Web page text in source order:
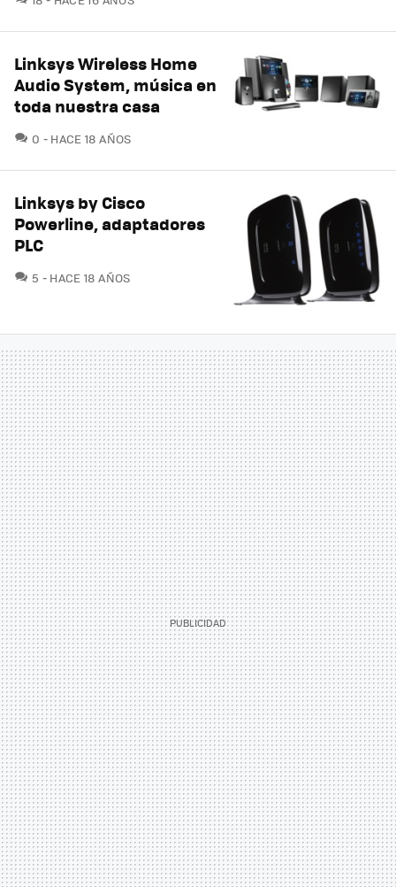
Linksys Wireless Home
Audio System, música en
toda nuestra casa
0 COMENTARIOS
HACE 18 AÑOS
Linksys by Cisco
Powerline, adaptadores
PLC
5 COMENTARIOS
HACE 18 AÑOS